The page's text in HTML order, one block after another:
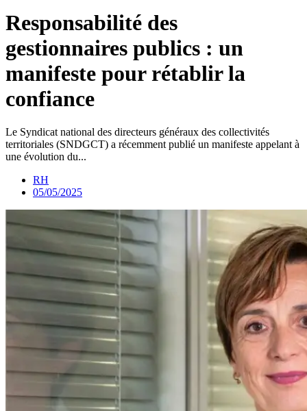
Responsabilité des
gestionnaires publics : un
manifeste pour rétablir la
confiance
Le Syndicat national des directeurs généraux des collectivités
territoriales (SNDGCT) a récemment publié un manifeste appelant à
une évolution du...
RH
05/05/2025